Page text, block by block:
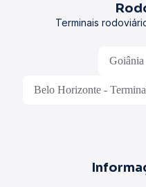
Terminais
Belo Horizonte -